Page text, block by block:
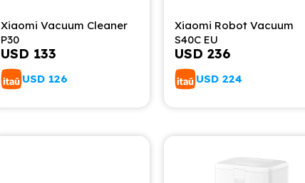
Xiaomi Vacuum Cleaner
P30
USD 133
USD 126
Xiaomi Robot Vacuum
S40C EU
USD 236
USD 224